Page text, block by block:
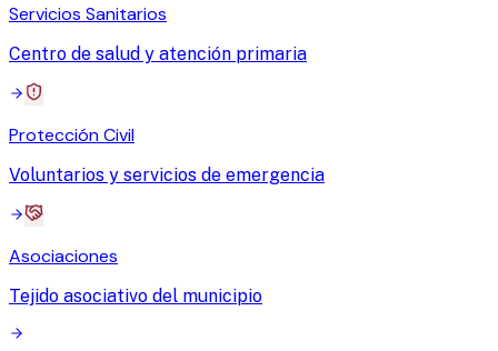
Servicios Sanitarios
Centro de salud y atención primaria
Protección Civil
Voluntarios y servicios de emergencia
Asociaciones
Tejido asociativo del municipio